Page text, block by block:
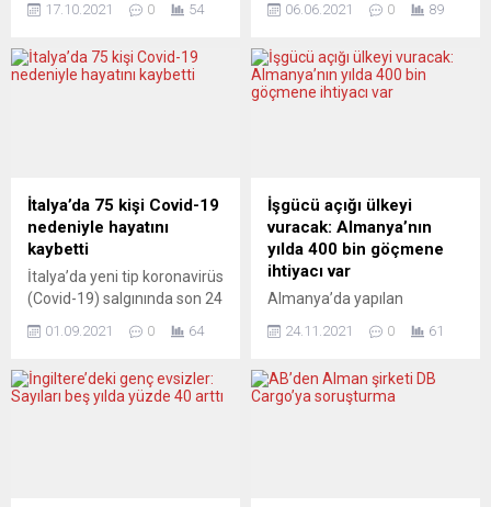
öldürülmesi, İngiltere’nin
edildi. Trafalgar
Meydanı’nda toplanıp
istedi. “Faroe Adaları’nı
boykot edin”, “Yunusları
öldürmeye son verin”,
“Katliama son verin” yazılı
dövizler ile yunus katliamına
ilişkin fotoğraflar taşıyan
göstericiler, İngiliz...
17.10.2021 0 54
temmuz ayını bekleyecekler.
listedeki ülkelerin yerini
koruduğunu açıkladı.
yeniden güncelleneceğinin
açıklanması umut verdi.
VERİLERE GÖRE
TÜRKİYE’YE HAKSIZLIK
YAPILIYOR Türkiye, 29
Nisan’dan bu yana daha da
sıkılaşmış görünen
06.06.2021 0 89
İtalya’da 75 kişi Covid-19
nedeniyle hayatını
kaybetti
İtalya’da yeni tip koronavirüs
(Covid-19) salgınında son 24
tespit edildi. İtalya Sağlık
ülkede son 24 saatte yapılan
307 bin 643 testte 5 bin 498
01.09.2021 0 64
İşgücü açığı ülkeyi
vuracak: Almanya’nın
yılda 400 bin göçmene
ihtiyacı var
Almanya’da yapılan
mevcut ekonomik
edebilmesi için yılda 400 bin
göçmene ihtiyacı var. Ancak
24.11.2021 0 61